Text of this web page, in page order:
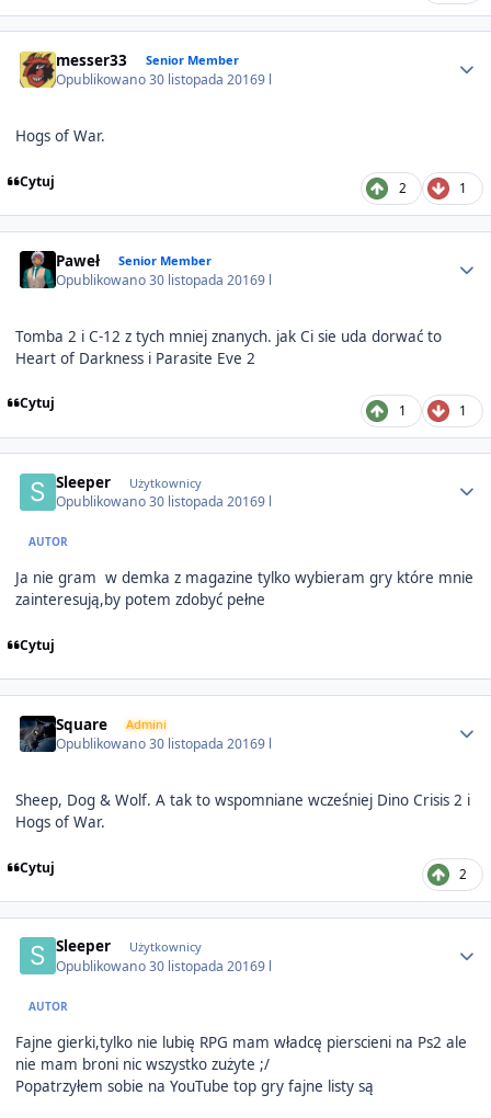
messer33 Senior Member
Opublikowano30 listopada 20169 l
Hogs of War.
Cytuj 2 1
Paweł Senior Member
Opublikowano30 listopada 20169 l
Tomba 2 i C-12 z tych mniej znanych. jak Ci sie uda dorwać to
Heart of Darkness i Parasite Eve 2
Cytuj 1 1
Sleeper Użytkownicy
Opublikowano30 listopada 20169 l
AUTOR
Ja nie gram w demka z magazine tylko wybieram gry które mnie
zainteresują,by potem zdobyć pełne
Cytuj
Square Admini
Opublikowano30 listopada 20169 l
Sheep, Dog & Wolf. A tak to wspomniane wcześniej Dino Crisis 2 i
Hogs of War.
Cytuj 2
Sleeper Użytkownicy
Opublikowano30 listopada 20169 l
AUTOR
Fajne gierki,tylko nie lubię RPG mam władcę pierscieni na Ps2 ale
nie mam broni nic wszystko zużyte ;/
Popatrzyłem sobie na YouTube top gry fajne listy są